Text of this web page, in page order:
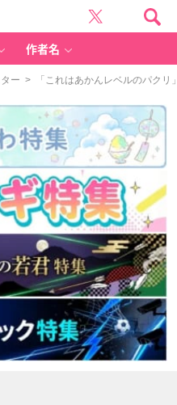
作者名
ー > 「これはあかんレベルのパクリ